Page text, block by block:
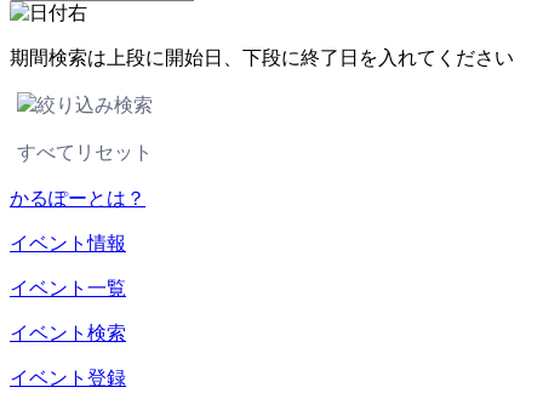
期間検索は上段に開始日、下段に終了日を入れてください
絞り込み検索
すべてリセット
かるぽーとは？
イベント情報
イベント一覧
イベント検索
イベント登録